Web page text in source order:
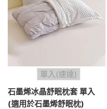
單入(速達)
石墨烯冰晶舒眠枕套 單入
(適用於石墨烯舒眠枕)